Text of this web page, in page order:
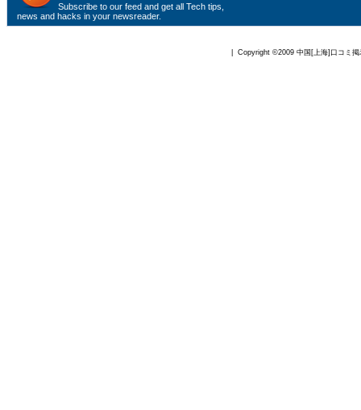
Subscribe to our feed and get all Tech tips,
news and hacks in your newsreader.
| Copyright ©2009 中国[上海]口コミ掲